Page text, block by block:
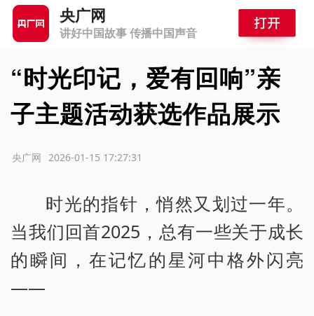
央广网
讲好中国故事 传播中国声音
“时光印记，爱有回响”亲
子主题活动获选作品展示
2026-01-15 17:27:31
央广网
时光的指针，悄然又划过一年。
当我们回首2025，总有一些关于成长
的瞬间，在记忆的星河中格外闪亮
——